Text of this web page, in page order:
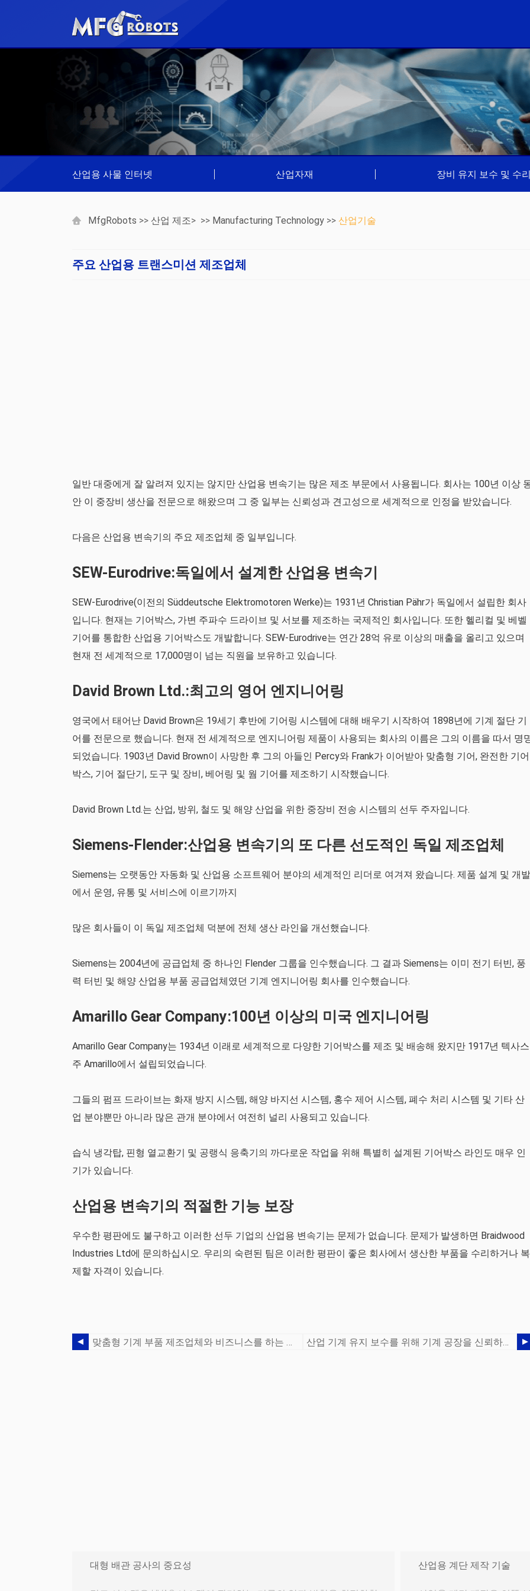
산업용 사물 인터넷 산업자재 장비 유지 보수 및 수
MfgRobots >> 산업 제조> >> Manufacturing Technology >> 산업기술
주요 산업용 트랜스미션 제조업체
일반 대중에게 잘 알려져 있지는 않지만 산업용 변속기는 많은 제조 부문에서 사용됩니다. 회사는 100년 이상
안 이 중장비 생산을 전문으로 해왔으며 그 중 일부는 신뢰성과 견고성으로 세계적으로 인정을 받았습니다.
다음은 산업용 변속기의 주요 제조업체 중 일부입니다.
SEW-Eurodrive:독일에서 설계한 산업용 변속기
SEW-Eurodrive(이전의 Süddeutsche Elektromotoren Werke)는 1931년 Christian Pähr가 독일에서 설립한 회사
입니다. 현재는 기어박스, 가변 주파수 드라이브 및 서보를 제조하는 국제적인 회사입니다. 또한 헬리컬 및 베벨
기어를 통합한 산업용 기어박스도 개발합니다. SEW-Eurodrive는 연간 28억 유로 이상의 매출을 올리고 있으며
현재 전 세계적으로 17,000명이 넘는 직원을 보유하고 있습니다.
David Brown Ltd.:최고의 영어 엔지니어링
영국에서 태어난 David Brown은 19세기 후반에 기어링 시스템에 대해 배우기 시작하여 1898년에 기계 절단 기
어를 전문으로 했습니다. 현재 전 세계적으로 엔지니어링 제품이 사용되는 회사의 이름은 그의 이름을 따서 명
되었습니다. 1903년 David Brown이 사망한 후 그의 아들인 Percy와 Frank가 이어받아 맞춤형 기어, 완전한 기어
박스, 기어 절단기, 도구 및 장비, 베어링 및 웜 기어를 제조하기 시작했습니다.
David Brown Ltd.는 산업, 방위, 철도 및 해양 산업을 위한 중장비 전송 시스템의 선두 주자입니다.
Siemens-Flender:산업용 변속기의 또 다른 선도적인 독일 제조업체
Siemens는 오랫동안 자동화 및 산업용 소프트웨어 분야의 세계적인 리더로 여겨져 왔습니다. 제품 설계 및 개발
에서 운영, 유통 및 서비스에 이르기까지
많은 회사들이 이 독일 제조업체 덕분에 전체 생산 라인을 개선했습니다.
Siemens는 2004년에 공급업체 중 하나인 Flender 그룹을 인수했습니다. 그 결과 Siemens는 이미 전기 터빈, 풍
력 터빈 및 해양 산업용 부품 공급업체였던 기계 엔지니어링 회사를 인수했습니다.
Amarillo Gear Company:100년 이상의 미국 엔지니어링
Amarillo Gear Company는 1934년 이래로 세계적으로 다양한 기어박스를 제조 및 배송해 왔지만 1917년 텍사스
주 Amarillo에서 설립되었습니다.
그들의 펌프 드라이브는 화재 방지 시스템, 해양 바지선 시스템, 홍수 제어 시스템, 폐수 처리 시스템 및 기타 산
업 분야뿐만 아니라 많은 관개 분야에서 여전히 널리 사용되고 있습니다.
습식 냉각탑, 핀형 열교환기 및 공랭식 응축기의 까다로운 작업을 위해 특별히 설계된 기어박스 라인도 매우 인
기가 있습니다.
산업용 변속기의 적절한 기능 보장
우수한 평판에도 불구하고 이러한 선두 기업의 산업용 변속기는 문제가 없습니다. 문제가 발생하면 Braidwood
Industries Ltd에 문의하십시오. 우리의 숙련된 팀은 이러한 평판이 좋은 회사에서 생산한 부품을 수리하거나 복
제할 자격이 있습니다.
맞춤형 기계 부품 제조업체와 비즈니스를 하는 것이 비용 효율적인 이유 산업 기계 유지 보수를 위해 기계 공장을 신뢰하는 이유는 무엇입니까?
대형 배관 공사의 중요성 산업용 계단 제작 기술